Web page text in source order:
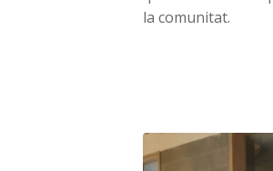
la comunitat.